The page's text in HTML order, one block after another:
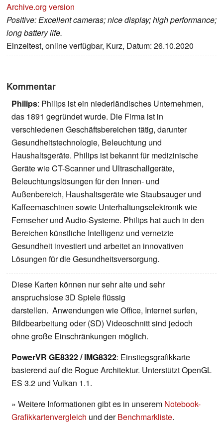
Archive.org version
Positive: Excellent cameras; nice display; high performance;
long battery life.
Einzeltest, online verfügbar, Kurz, Datum: 26.10.2020
Kommentar
Philips: Philips ist ein niederländisches Unternehmen,
das 1891 gegründet wurde. Die Firma ist in
verschiedenen Geschäftsbereichen tätig, darunter
Gesundheitstechnologie, Beleuchtung und
Haushaltsgeräte. Philips ist bekannt für medizinische
Geräte wie CT-Scanner und Ultraschallgeräte,
Beleuchtungslösungen für den Innen- und
Außenbereich, Haushaltsgeräte wie Staubsauger und
Kaffeemaschinen sowie Unterhaltungselektronik wie
Fernseher und Audio-Systeme. Philips hat auch in den
Bereichen künstliche Intelligenz und vernetzte
Gesundheit investiert und arbeitet an innovativen
Lösungen für die Gesundheitsversorgung.
Diese Karten können nur sehr alte und sehr
anspruchslose 3D Spiele flüssig
darstellen. Anwendungen wie Office, Internet surfen,
Bildbearbeitung oder (SD) Videoschnitt sind jedoch
ohne große Einschränkungen möglich.
PowerVR GE8322 / IMG8322: Einstiegsgrafikkarte
basierend auf die Rogue Architektur. Unterstützt OpenGL
ES 3.2 und Vulkan 1.1.
» Weitere Informationen gibt es in unserem Notebook-
Grafikkartenvergleich und derBenchmarkliste.